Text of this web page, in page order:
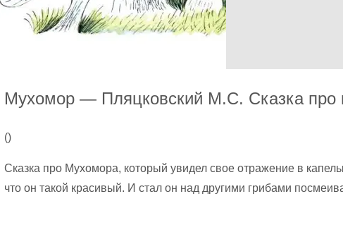
Мухомор — Пляцковский М.С. Сказка про
()
Сказка про Мухомора, который увидел свое отражение в
что он такой красивый. И стал он над другими грибами